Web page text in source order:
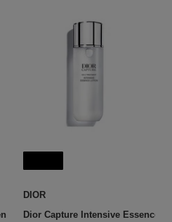
Revitalizing Face Care
DIOR
Dior Capture Intensive Essence